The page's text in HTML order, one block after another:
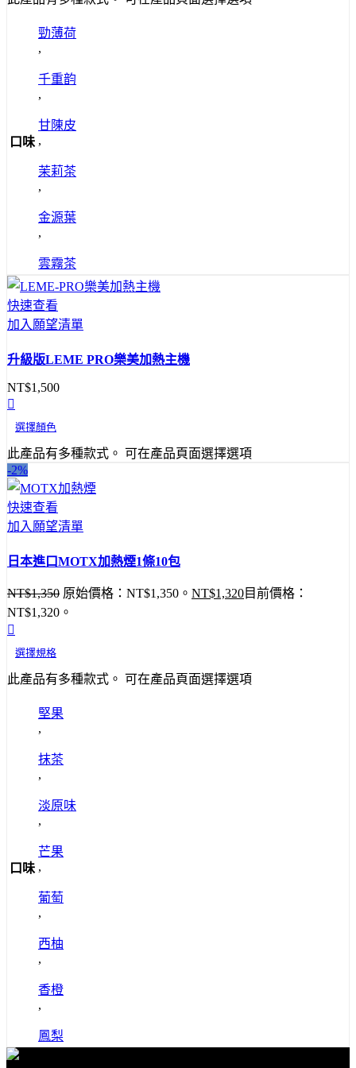
口味
勁薄荷
,
千重韵
,
甘陳皮
,
茉莉茶
,
金源葉
,
雲霧茶
快速查看
加入願望清單
升級版LEME PRO樂美加熱主機
NT$1,500
選擇顏色
此產品有多種款式。 可在產品頁面選擇選項
-2%
快速查看
加入願望清單
日本進口MOTX加熱煙1條10包
NT$1,350 原始價格：NT$1,350。 NT$1,320目前價格：
NT$1,320。
選擇規格
此產品有多種款式。 可在產品頁面選擇選項
口味
堅果
,
抹茶
,
淡原味
,
芒果
,
葡萄
,
西柚
,
香橙
,
鳳梨